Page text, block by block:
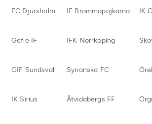
FC Djursholm IF Brommapojkarna IK
Gefle IF IFK Norrköping
GIF Sundsvall Syrianska FC
IK Sirius Åtvidabergs FF